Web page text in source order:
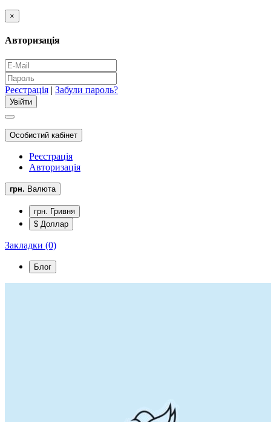
×
Авторизація
Реєстрація | Забули пароль?
Особистий кабінет
Реєстрація
Авторизація
грн. Валюта
грн. Гривня
$ Доллар
Закладки (0)
Блог